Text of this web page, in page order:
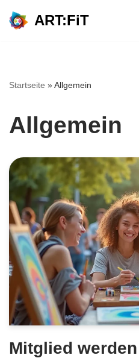
ART:FiT
Startseite »Allgemein
Allgemein
Mitglied werden